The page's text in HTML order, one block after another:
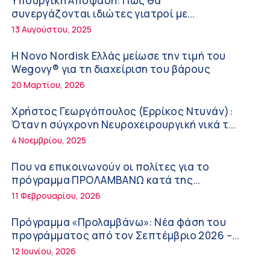
ΚΥ Σοφάδων
Πόσο μας επηρεάζει ο ύπνος με ανεμιστήρα
ή air-condition το καλοκαίρι
11:34 πμ
Randy Schekman, Νομπελίστας Ιατρικής:
«Σε πέντε χρόνια μπορεί να έχουμε
θεραπεία που αναστέλλει την εξέλιξη του
Πάρκινσον»
9:24 πμ
Αντώνης Βουκλαρής – «ΕΡΡΙΚΟΣ ΝΤΥΝΑΝ»
Πώς να προλάβετε και να αντιμετωπίσετε
τη διάρροια των ταξιδιωτών
Ευμενής Καραφυλλίδης (Metropolitan
General): Γιατί η διατροφή πρέπει να
καθοδηγείται από κλινικό διαιτολόγο;
συνεργάζονται ιδιώτες γιατροί με
νοσοκομεία του δημοσίου συστήματος
13 Αυγούστου, 2025
Η Novo Nordisk Ελλάς μείωσε την τιμή του
Wegovy® για τη διαχείριση του βάρους
20 Μαρτίου, 2026
Χρήστος Γεωργόπουλος (Ερρίκος Ντυνάν):
Όταν η σύγχρονη Νευροχειρουργική νικά το
φόβο!
4 Νοεμβρίου, 2025
Που να επικοινωνούν οι πολίτες για το
πρόγραμμα ΠΡΟΛΑΜΒΑΝΩ κατά της
παχυσαρκίας
11 Φεβρουαρίου, 2026
Πρόγραμμα «Προλαμβάνω»: Νέα φάση του
προγράμματος από τον Σεπτέμβριο 2026 –
Δωρεάν προληπτικές εξετάσεις έως το 2030
12 Ιουνίου, 2026